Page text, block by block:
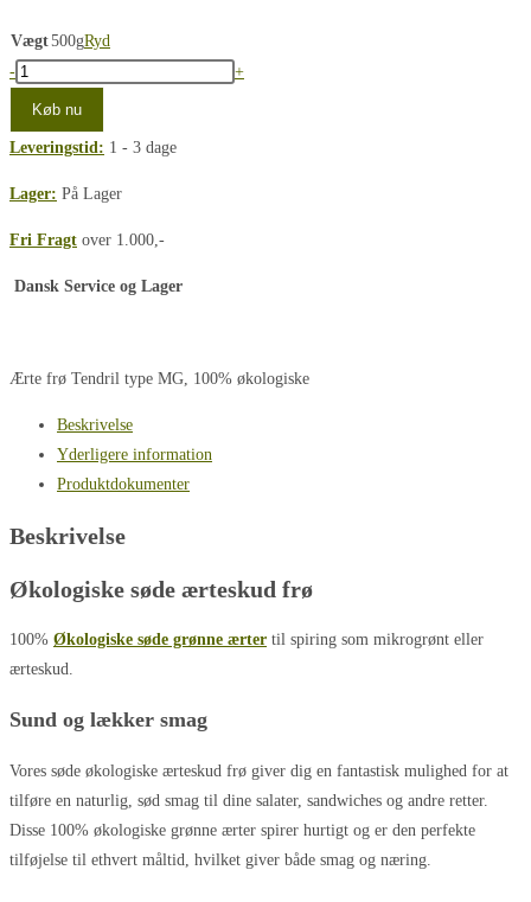
Vægt500gRyd
Ært
tendril
type
mg
til
antal
- +
Køb nu
Leveringstid: 1 - 3 dage
Lager: På Lager
Fri Fragt over 1.000,-
Dansk Service og Lager
Ærte frø Tendril type MG, 100% økologiske
Beskrivelse
Yderligere information
Produktdokumenter
Beskrivelse
Økologiske søde ærteskud frø
100% Økologiske søde grønne ærter til spiring som mikrogrønt eller
ærteskud.
Sund og lækker smag
Vores søde økologiske ærteskud frø giver dig en fantastisk mulighed for at
tilføre en naturlig, sød smag til dine salater, sandwiches og andre retter.
Disse 100% økologiske grønne ærter spirer hurtigt og er den perfekte
tilføjelse til ethvert måltid, hvilket giver både smag og næring.